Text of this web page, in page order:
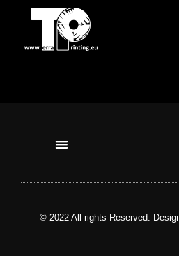
© 2022 All rights Reserved.